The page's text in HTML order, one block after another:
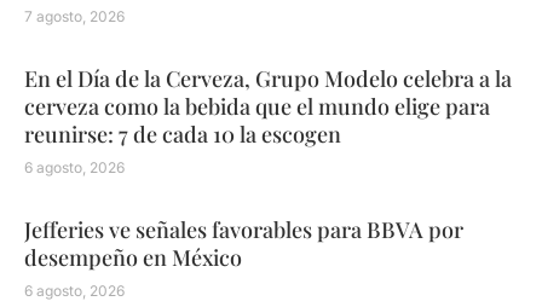
7 agosto, 2026
En el Día de la Cerveza, Grupo Modelo celebra a la
cerveza como la bebida que el mundo elige para
reunirse: 7 de cada 10 la escogen
6 agosto, 2026
Jefferies ve señales favorables para BBVA por
desempeño en México
6 agosto, 2026